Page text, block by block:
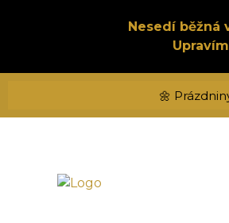
Nesedí běžná
🌼